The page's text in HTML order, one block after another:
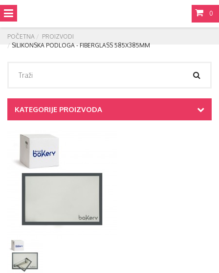
0
POČETNA
PROIZVODI
SILIKONSKA PODLOGA - FIBERGLASS 585X385MM
KATEGORIJE PROIZVODA